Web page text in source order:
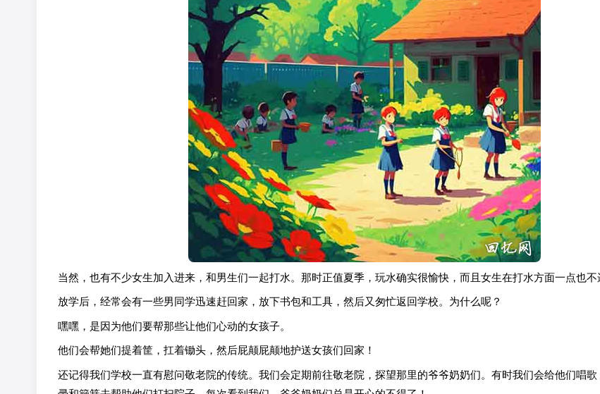
当然，也有不少女生加入进来，和男生们一起打水。那时正值夏季，玩水确实很愉快，而且女生在打水方面一点也不
放学后，经常会有一些男同学迅速赶回家，放下书包和工具，然后又匆忙返回学校。为什么呢？
嘿嘿，是因为他们要帮那些让他们心动的女孩子。
他们会帮她们提着筐，扛着锄头，然后屁颠屁颠地护送女孩们回家！
还记得我们学校一直有慰问敬老院的传统。我们会定期前往敬老院，探望那里的爷爷奶奶们。有时我们会给他们唱